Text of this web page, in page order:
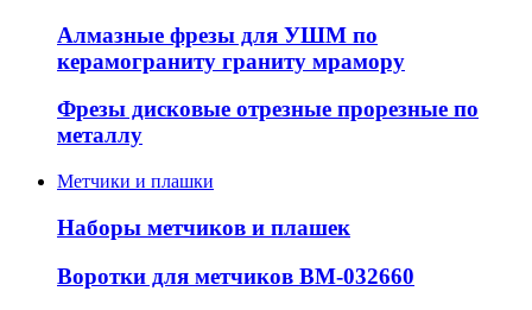
Алмазные фрезы для УШМ по
керамограниту граниту мрамору
Фрезы дисковые отрезные прорезные по
металлу
Метчики и плашки
Наборы метчиков и плашек
Воротки для метчиков ВМ-032660